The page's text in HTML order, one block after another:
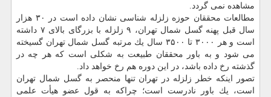
مشاهده نمی گردد.
مطالعات محققان حوزه زلزله شناسی نشان داده است در ۳۰ هزار
سال قبل پهنه گسل شمال تهران، ۹ زلزله با بزرگای بالای ۷ داشته
است و هر ۳۰۰۰ تا ۳۵۰۰ سال یك مرتبه گسل شمال تهران گسیخته
می شود و به باور محققان طبیعت به شكلی است كه هر چه در
گذشته رخ داده باشد، در این دوره هم رخ خواهد داد.
تصور اینكه خطر زلزله در تهران تنها منحصر به گسل شمال تهران
است، یك باور نادرست است؛ چراكه به قول عضو هیأت علمی